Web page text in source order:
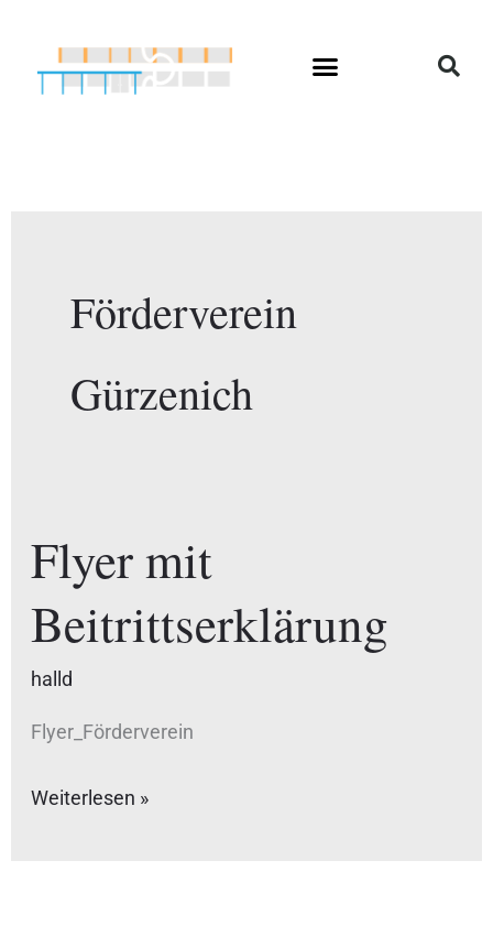
springen
Förderverein
Gürzenich
Flyer mit
Beitrittserklärung
halld
Flyer_Förderverein
Flyer
mit
Beitrittserklärung
Weiterlesen »